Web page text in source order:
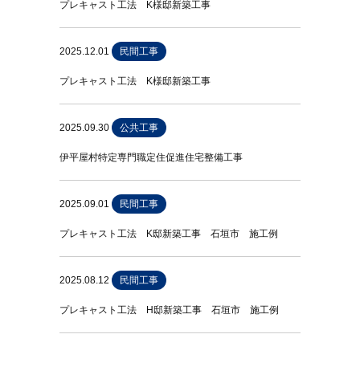
プレキャスト工法 K様邸新築工事
2025.12.01 民間工事
プレキャスト工法 K様邸新築工事
2025.09.30 公共工事
伊平屋村特定専門職定住促進住宅整備工事
2025.09.01 民間工事
プレキャスト工法 K邸新築工事 石垣市 施工例
2025.08.12 民間工事
プレキャスト工法 H邸新築工事 石垣市 施工例